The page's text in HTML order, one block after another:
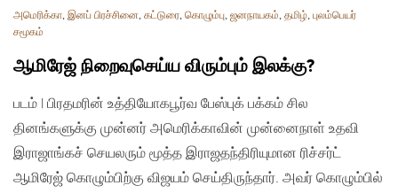
அமெரிக்கா, இனப் பிரச்சினை, கட்டுரை, கொழும்பு, ஜனநாயகம், தமிழ், புலம்பெயர்
சமூகம்
ஆமிரேஜ் நிறைவுசெய்ய விரும்பும் இலக்கு?
படம் | பிரதமரின் உத்தியோகபூர்வ பேஸ்புக் பக்கம் சில
தினங்களுக்கு முன்னர் அமெரிக்காவின் முன்னைநாள் உதவி
இராஜாங்கச் செயலரும் மூத்த இராஜதந்திரியுமான ரிச்சர்ட்
ஆமிரேஜ் கொழும்பிற்கு விஜயம் செய்திருந்தார். அவர் கொழும்பில்